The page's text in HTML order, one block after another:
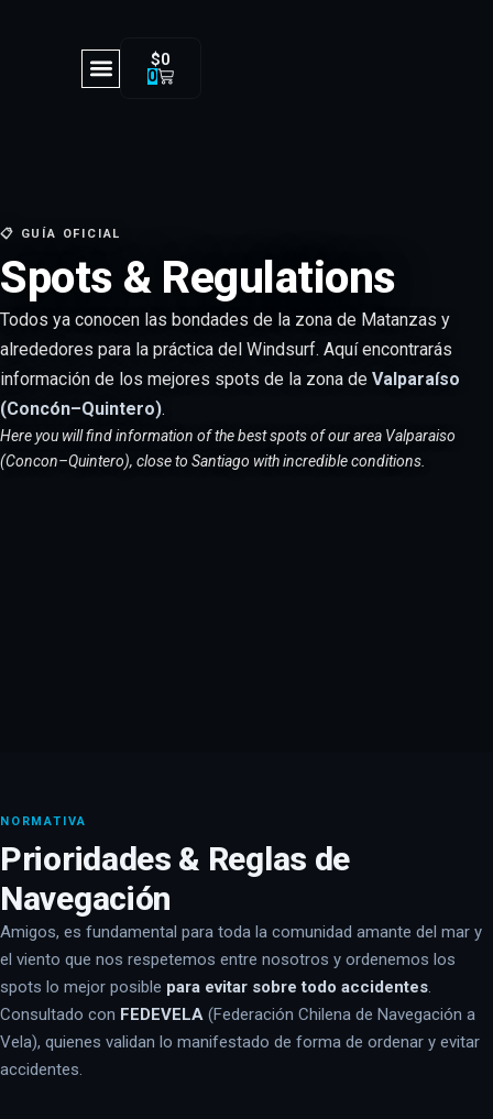
$0
0
📋 GUÍA OFICIAL
Spots & Regulations
Todos ya conocen las bondades de la zona de Matanzas y
alrededores para la práctica del Windsurf. Aquí encontrarás
información de los mejores spots de la zona de Valparaíso
(Concón–Quintero).
Here you will find information of the best spots of our area Valparaiso
(Concon–Quintero), close to Santiago with incredible conditions.
NORMATIVA
Prioridades & Reglas de
Navegación
Amigos, es fundamental para toda la comunidad amante del mar y
el viento que nos respetemos entre nosotros y ordenemos los
spots lo mejor posible para evitar sobre todo accidentes.
Consultado con FEDEVELA (Federación Chilena de Navegación a
Vela), quienes validan lo manifestado de forma de ordenar y evitar
accidentes.